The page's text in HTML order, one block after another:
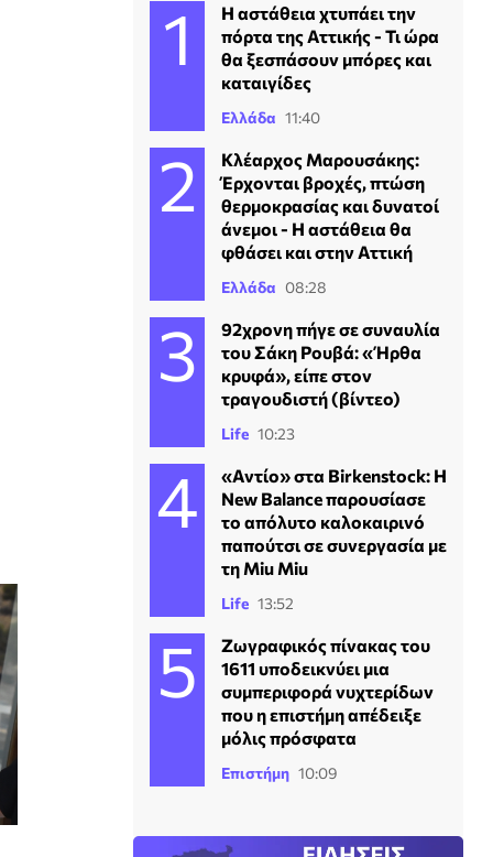
Η αστάθεια χτυπάει την
πόρτα της Αττικής - Τι ώρα
θα ξεσπάσουν μπόρες και
καταιγίδες
Ελλάδα 11:40
Κλέαρχος Μαρουσάκης:
Έρχονται βροχές, πτώση
θερμοκρασίας και δυνατοί
άνεμοι - Η αστάθεια θα
φθάσει και στην Αττική
Ελλάδα 08:28
92χρονη πήγε σε συναυλία
του Σάκη Ρουβά: «Ήρθα
κρυφά», είπε στον
τραγουδιστή (βίντεο)
Life 10:23
«Αντίο» στα Birkenstock: Η
New Balance παρουσίασε
το απόλυτο καλοκαιρινό
παπούτσι σε συνεργασία με
τη Miu Miu
Life 13:52
Ζωγραφικός πίνακας του
1611 υποδεικνύει μια
συμπεριφορά νυχτερίδων
που η επιστήμη απέδειξε
μόλις πρόσφατα
Επιστήμη 10:09